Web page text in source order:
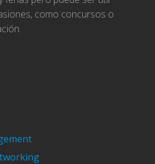
como concursos o